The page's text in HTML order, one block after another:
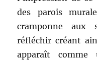
des parois
cramponne aux
réfléchir créant
apparaît comme